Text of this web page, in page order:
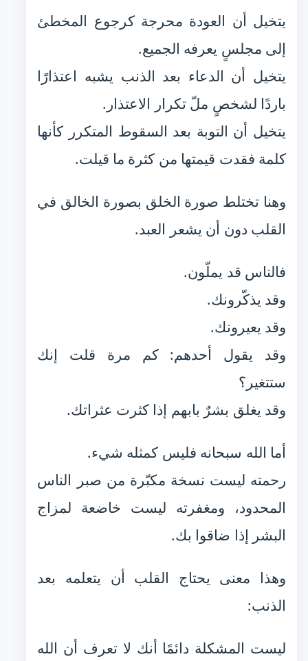
يتخيل أن العودة محرجة كرجوع المخطئ
إلى مجلسٍ يعرفه الجميع.
يتخيل أن الدعاء بعد الذنب يشبه اعتذارًا
باردًا لشخصٍ ملّ تكرار الاعتذار.
يتخيل أن التوبة بعد السقوط المتكرر كأنها
كلمة فقدت قيمتها من كثرة ما قيلت.
وهنا تختلط صورة الخلق بصورة الخالق في
القلب دون أن يشعر العبد.
فالناس قد يملّون.
وقد يذكّرونك.
وقد يعيرونك.
وقد يقول أحدهم: كم مرة قلت إنك
ستتغير؟
وقد يغلق بشرٌ بابهم إذا كثرت عثراتك.
أما الله سبحانه فليس كمثله شيء.
رحمته ليست نسخة مكبّرة من صبر الناس
المحدود، ومغفرته ليست خاضعة لمزاج
البشر إذا ضاقوا بك.
وهذا معنى يحتاج القلب أن يتعلمه بعد
الذنب:
ليست المشكلة دائمًا أنك لا تعرف أن الله